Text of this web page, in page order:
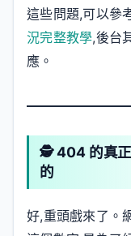
這些問題,可以參
況完整教學,後台
應。
🕵️ 404 的真正
的
好,重頭戲來了。